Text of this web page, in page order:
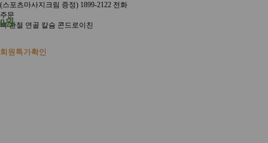
(스포츠마사지크림 증정) 1899-2122 전화
주문
뼈 관절 연골 칼슘 콘드로이친
0원
회원특가확인